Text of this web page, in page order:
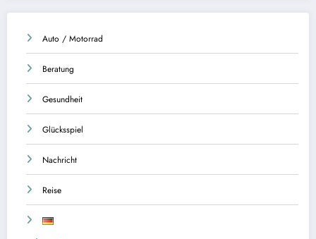
Auto / Motorrad
Beratung
Gesundheit
Glücksspiel
Nachricht
Reise